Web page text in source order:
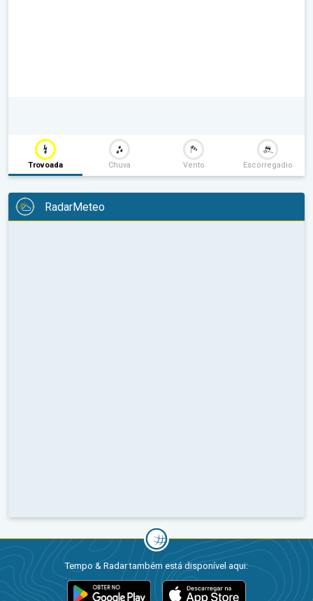
Trovoada Chuva Vento Escorregadio
RadarMeteo
Tempo & Radar também está disponível aqui: